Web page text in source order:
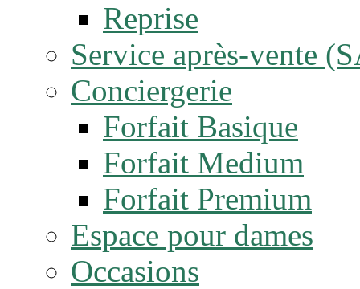
Reprise
Service après-vente
Conciergerie
Forfait Basique
Forfait Medium
Forfait Premium
Espace pour dames
Occasions